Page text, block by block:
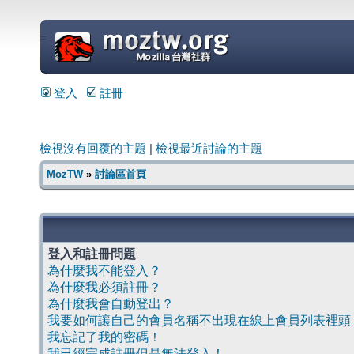
=
登入 註冊
檢視沒有回覆的主題 檢視最近討論的主題
MozTW» 討論區首頁
登入和註冊問題
為什麼我不能登入？
為什麼我必須註冊？
為什麼我會自動登出？
我要如何讓自己的會員名稱不出現在線上會員列表裡頭
我忘記了我的密碼！